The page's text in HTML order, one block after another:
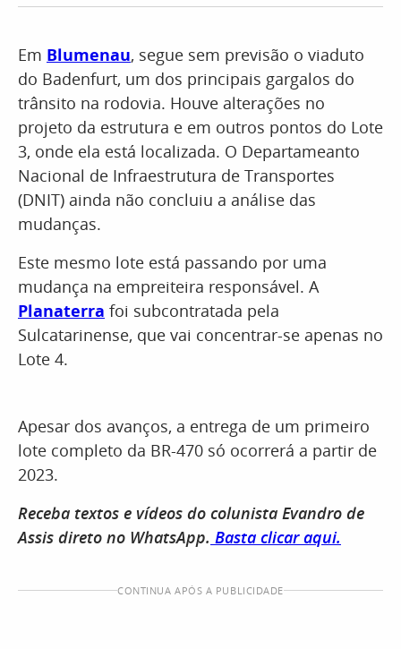
Em Blumenau, segue sem previsão o viaduto
do Badenfurt, um dos principais gargalos do
trânsito na rodovia. Houve alterações no
projeto da estrutura e em outros pontos do Lote
3, onde ela está localizada. O Departameanto
Nacional de Infraestrutura de Transportes
(DNIT) ainda não concluiu a análise das
mudanças.
Este mesmo lote está passando por uma
mudança na empreiteira responsável. A
Planaterra foi subcontratada pela
Sulcatarinense, que vai concentrar-se apenas no
Lote 4.
Apesar dos avanços, a entrega de um primeiro
lote completo da BR-470 só ocorrerá a partir de
2023.
Receba textos e vídeos do colunista Evandro de
Assis direto no WhatsApp. Basta clicar aqui.
CONTINUA APÓS A PUBLICIDADE